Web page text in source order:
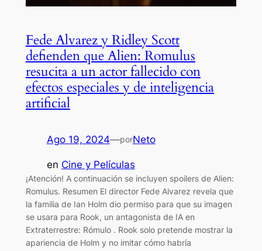
Fede Alvarez y Ridley Scott
defienden que Alien: Romulus
resucita a un actor fallecido con
efectos especiales y de inteligencia
artificial
Ago 19, 2024—porNeto
en Cine y Películas
¡Atención! A continuación se incluyen spoilers de Alien:
Romulus. Resumen El director Fede Alvarez revela que
la familia de Ian Holm dio permiso para que su imagen
se usara para Rook, un antagonista de IA en
Extraterrestre: Rómulo . Rook solo pretende mostrar la
apariencia de Holm y no imitar cómo habría